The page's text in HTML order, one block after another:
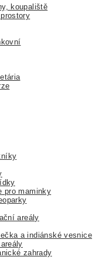
koupaliště
pro maminky
areály
a indiánské vesnice
zahrady